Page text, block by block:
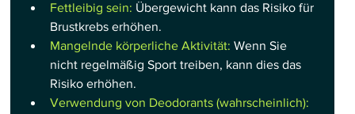
Fettleibig sein: Übergewicht kann das Risiko für
Brustkrebs erhöhen.
Mangelnde körperliche Aktivität: Wenn Sie
nicht regelmäßig Sport treiben, kann dies das
Risiko erhöhen.
Verwendung von Deodorants (wahrscheinlich):